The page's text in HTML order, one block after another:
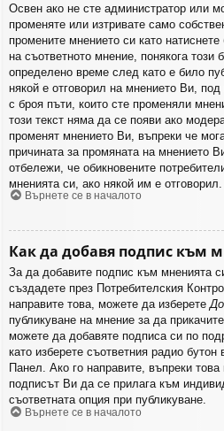
Освен ако не сте администратор или
променяте или изтривате само
промените мнението си като
на съответното мнение, понякога този
определено време след като е било
някой е отговорил на мнението Ви,
с броя пъти, които сте променяли
този текст няма да се появи ако
променят мнението Ви, въпреки че
причината за промяната на мнението
отбележи, че обикновените
мненията си, ако някой им е отговорил.
Върнете се в началото
Как да добавя подпис към
За да добавите подпис към мненията
създадете през Потребителския
направите това, можете да изберете
публикуване на мнение за да
можете да добавяте подписа си по
като изберете съответния радио
Панел. Ако го направите, въпреки
подписът Ви да се прилага към
съответната опция при публикуване.
Върнете се в началото